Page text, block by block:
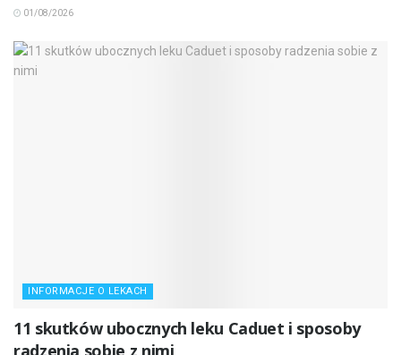
01/08/2026
INFORMACJE O LEKACH
11 skutków ubocznych leku Caduet i sposoby
radzenia sobie z nimi